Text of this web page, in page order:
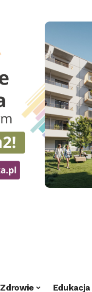
Zdrowie Edukacja